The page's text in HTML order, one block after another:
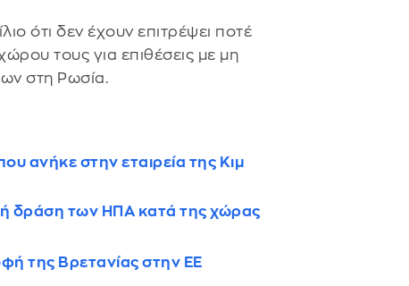
ότι δεν έχουν επιτρέψει ποτέ
τους για επιθέσεις με μη
στη Ρωσία.
ανήκε στην εταιρεία της Κιμ
δράση των ΗΠΑ κατά της χώρας
της Βρετανίας στην ΕΕ